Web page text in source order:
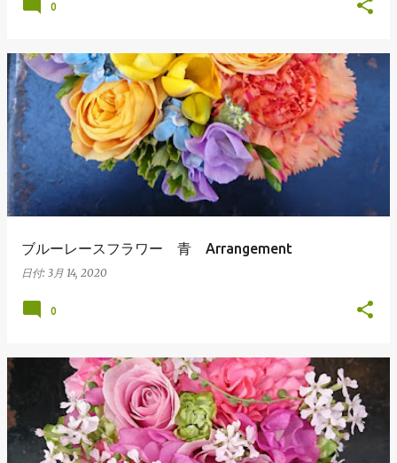
0
ブルーレースフラワー 青 Arrangement
日付: 3月 14, 2020
0